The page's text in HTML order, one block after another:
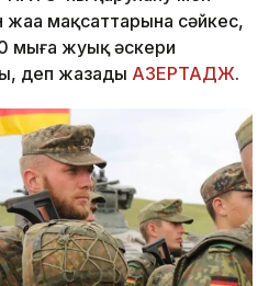
мақсаттарына сәйкес,
мыңға жуық әскери
деп жазады АЗЕРТАДЖ.